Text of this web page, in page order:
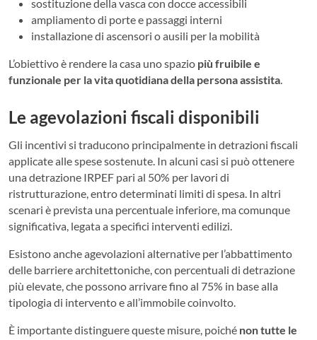
sostituzione della vasca con docce accessibili
ampliamento di porte e passaggi interni
installazione di ascensori o ausili per la mobilità
L’obiettivo è rendere la casa uno spazio più fruibile e
funzionale per la vita quotidiana della persona assistita.
Le agevolazioni fiscali disponibili
Gli incentivi si traducono principalmente in detrazioni fiscali
applicate alle spese sostenute. In alcuni casi si può ottenere
una detrazione IRPEF pari al 50% per lavori di
ristrutturazione, entro determinati limiti di spesa. In altri
scenari è prevista una percentuale inferiore, ma comunque
significativa, legata a specifici interventi edilizi.
Esistono anche agevolazioni alternative per l’abbattimento
delle barriere architettoniche, con percentuali di detrazione
più elevate, che possono arrivare fino al 75% in base alla
tipologia di intervento e all’immobile coinvolto.
È importante distinguere queste misure, poiché non tutte le